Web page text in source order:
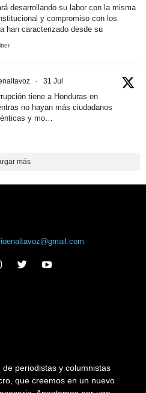
desarrollando su labor con la misma
y compromiso con los
han caracterizado desde su
· 31 Jul
tiene a Honduras en
no hayan más ciudadanos
y mo…
más
de periodistas y columnistas
que creemos en un nuevo